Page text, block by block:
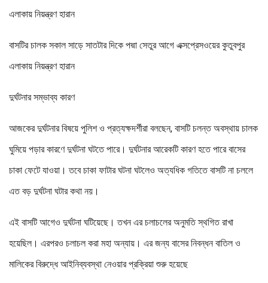
এলাকায় নিয়ন্ত্রণ হারান
বাসটির চালক সকাল সাড়ে সাতটার দিকে পদ্মা সেতুর আগে এক্সপ্রেসওয়ের কুতুবপুর
এলাকায় নিয়ন্ত্রণ হারান
দুর্ঘটনার সম্ভাব্য কারণ
আজকের দুর্ঘটনার বিষয়ে পুলিশ ও প্রত্যক্ষদর্শীরা বলছেন, বাসটি চলন্ত অবস্থায় চালক
ঘুমিয়ে পড়ার কারণে দুর্ঘটনা ঘটতে পারে। দুর্ঘটনার আরেকটি কারণ হতে পারে বাসের
চাকা ফেটে যাওয়া। তবে চাকা ফাটার ঘটনা ঘটলেও অত্যধিক গতিতে বাসটি না চললে
এত বড় দুর্ঘটনা ঘটার কথা নয়।
এই বাসটি আগেও দুর্ঘটনা ঘটিয়েছে। তখন এর চলাচলের অনুমতি স্থগিত রাখা
হয়েছিল। এরপরও চলাচল করা মহা অন্যায়। এর জন্য বাসের নিবন্ধন বাতিল ও
মালিকের বিরুদ্ধে আইনিব্যবস্থা নেওয়ার প্রক্রিয়া শুরু হয়েছে